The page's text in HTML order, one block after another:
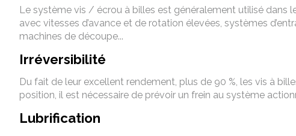
Le système vis / écrou à billes est généralement utilisé dans
avec vitesses d’avance et de rotation élevées, systèmes
machines de découpe...
Irréversibilité
Du fait de leur excellent rendement, plus de 90 %, les vis à
position, il est nécessaire de prévoir un frein au système
Lubrification